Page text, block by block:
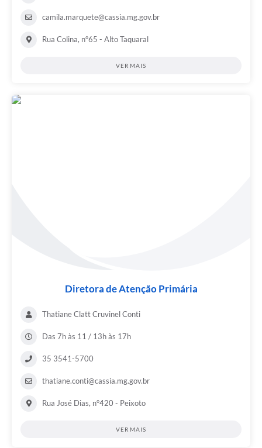
camila.marquete@cassia.mg.gov.br
Rua Colina, n°65 - Alto Taquaral
VER MAIS
Diretora de Atenção Primária
Thatiane Clatt Cruvinel Conti
Das 7h às 11 / 13h às 17h
35 3541-5700
thatiane.conti@cassia.mg.gov.br
Rua José Dias, n°420 - Peixoto
VER MAIS